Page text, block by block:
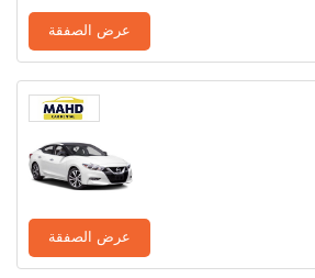
عرض الصفقة
عرض الصفقة